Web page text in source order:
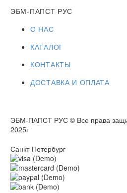
ЭБМ-ПАПСТ РУС
О НАС
КАТАЛОГ
КОНТАКТЫ
ДОСТАВКА И ОПЛАТА
ЭБМ-ПАПСТ РУС © Все
2025г
Санкт-Петербург